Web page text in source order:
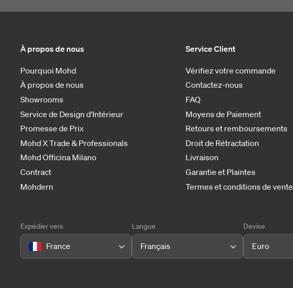
À propos de nous
Pourquoi Mohd
À propos de nous
Showrooms
Service de Design d'Intérieur
Promesse de Prix
Mohd X Trade & Professionals
Mohd Officina Milano
Contract
Mohdern
Service Client
Vérifiez votre commande
Contactez-nous
FAQ
Moyens de Paiement
Retours et remboursements
Droit de Rétractation
Livraison
Garantie et Plaintes
Termes et conditions de vente
Expédier vers
France
Langue
Français
Devise
Euro